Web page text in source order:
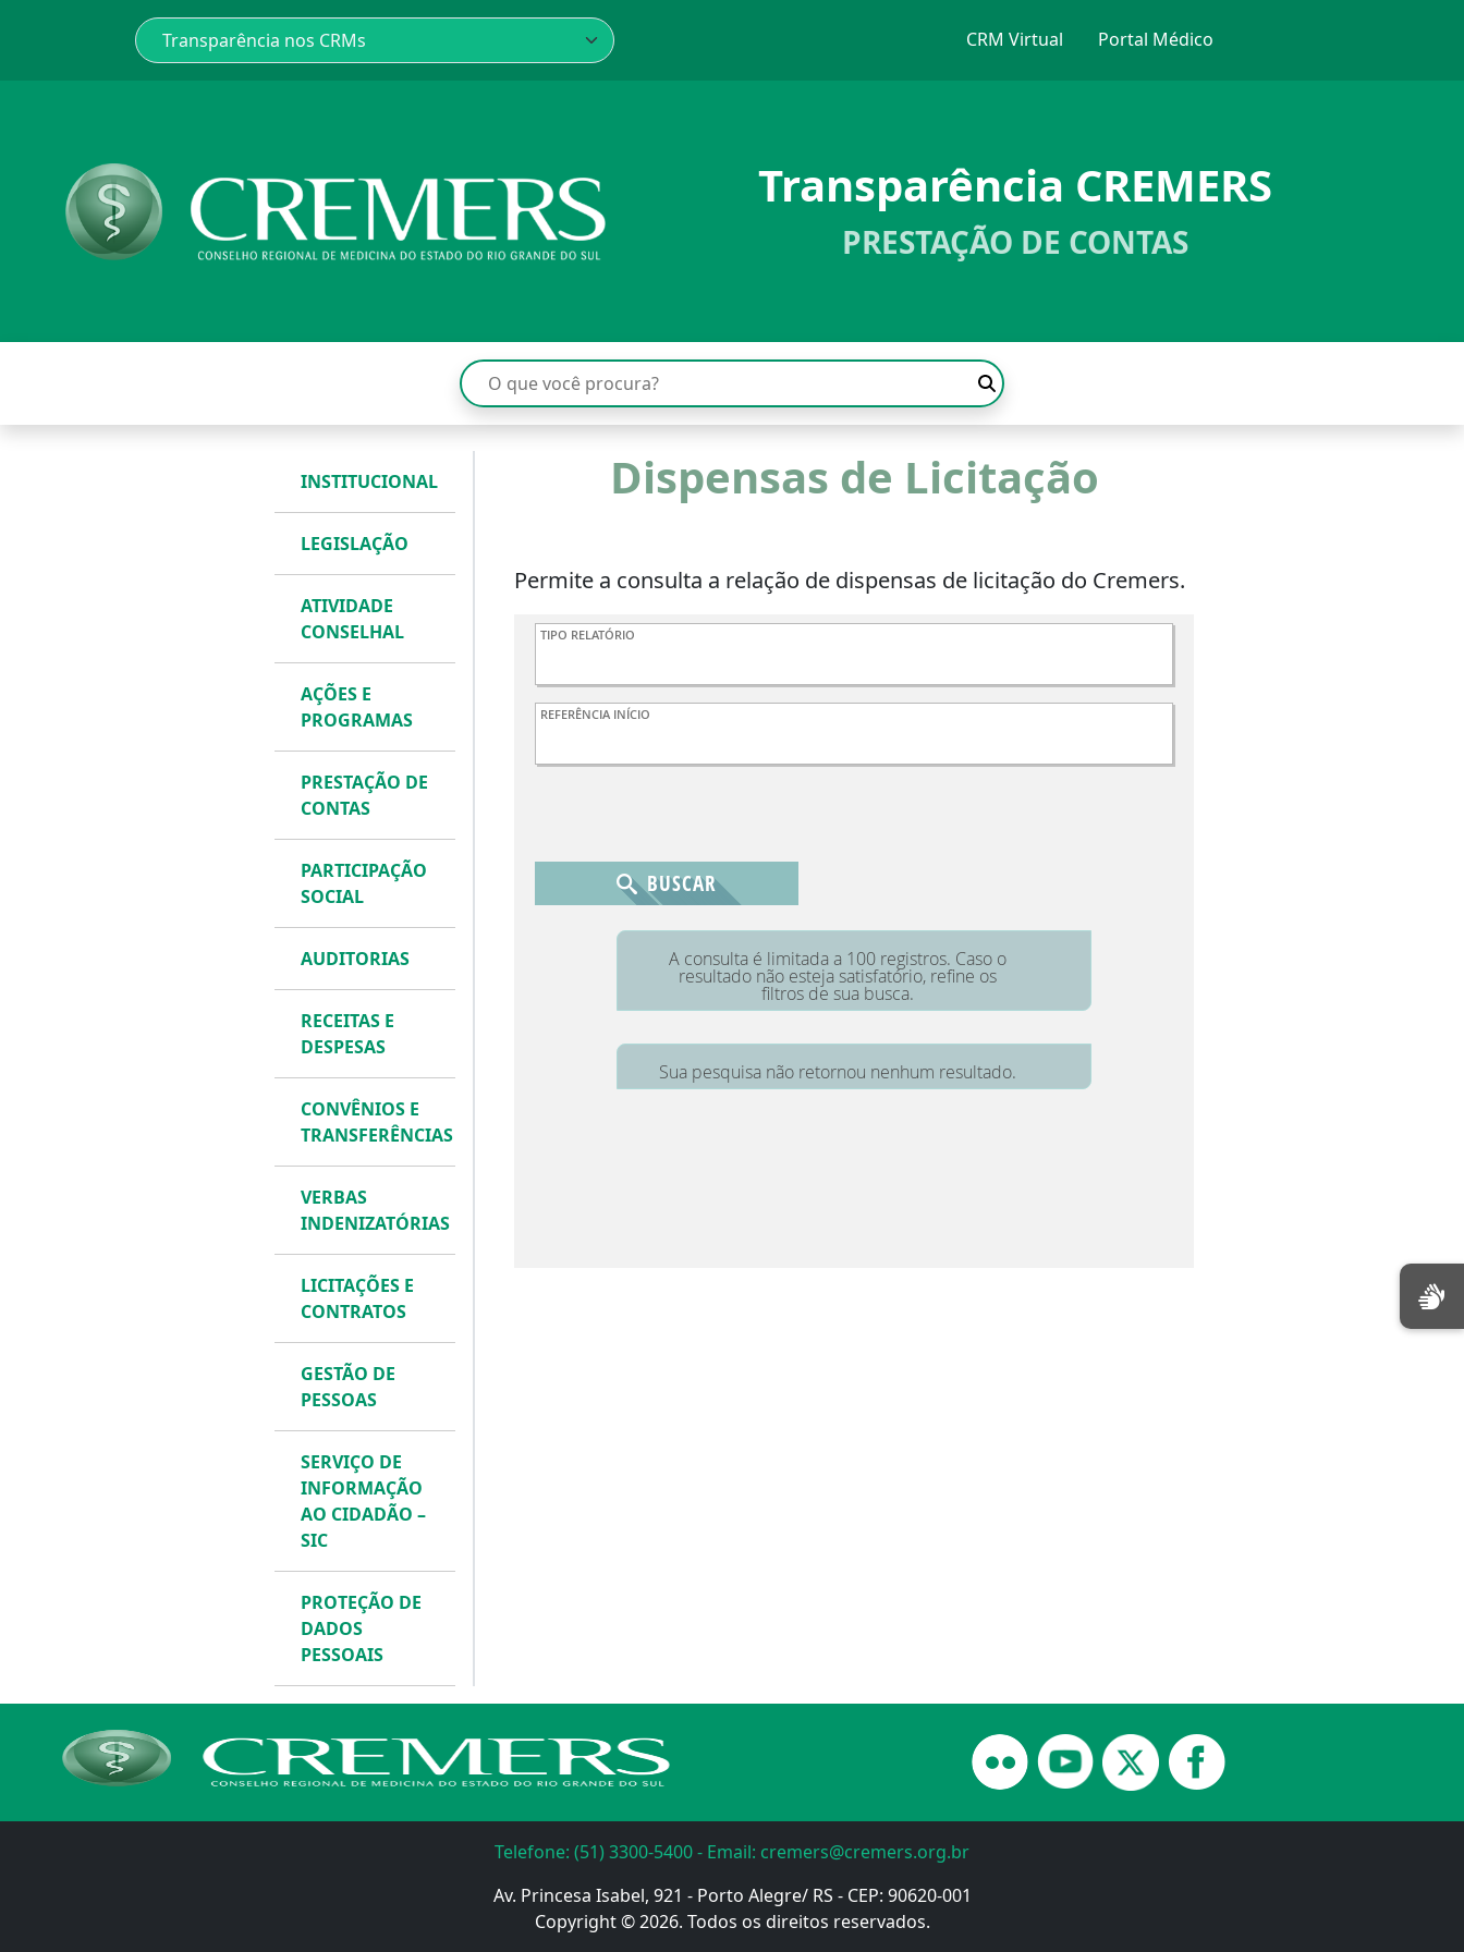
CRM Virtual Portal Médico
Transparência CREMERS
PRESTAÇÃO DE CONTAS
INSTITUCIONAL
LEGISLAÇÃO
ATIVIDADE
CONSELHAL
AÇÕES E
PROGRAMAS
PRESTAÇÃO DE
CONTAS
PARTICIPAÇÃO
SOCIAL
AUDITORIAS
RECEITAS E
DESPESAS
CONVÊNIOS E
TRANSFERÊNCIAS
VERBAS
INDENIZATÓRIAS
LICITAÇÕES E
CONTRATOS
GESTÃO DE
PESSOAS
SERVIÇO DE
INFORMAÇÃO
AO CIDADÃO –
SIC
PROTEÇÃO DE
DADOS
PESSOAIS
Dispensas de Licitação
Permite a consulta a relação de dispensas de licitação do Cremers.
Telefone: (51) 3300-5400 - Email: cremers@cremers.org.br
Av. Princesa Isabel, 921 - Porto Alegre/ RS - CEP: 90620-001
Copyright © 2026. Todos os direitos reservados.